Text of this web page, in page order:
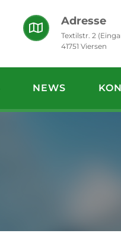
Adresse
Textilstr. 2
41751 Viersen
NEWS